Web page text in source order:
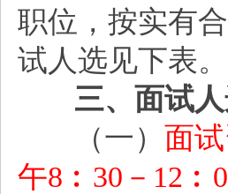
职位，按实有
试人选见下表。
三、面试
（一） 面
午8︰30－